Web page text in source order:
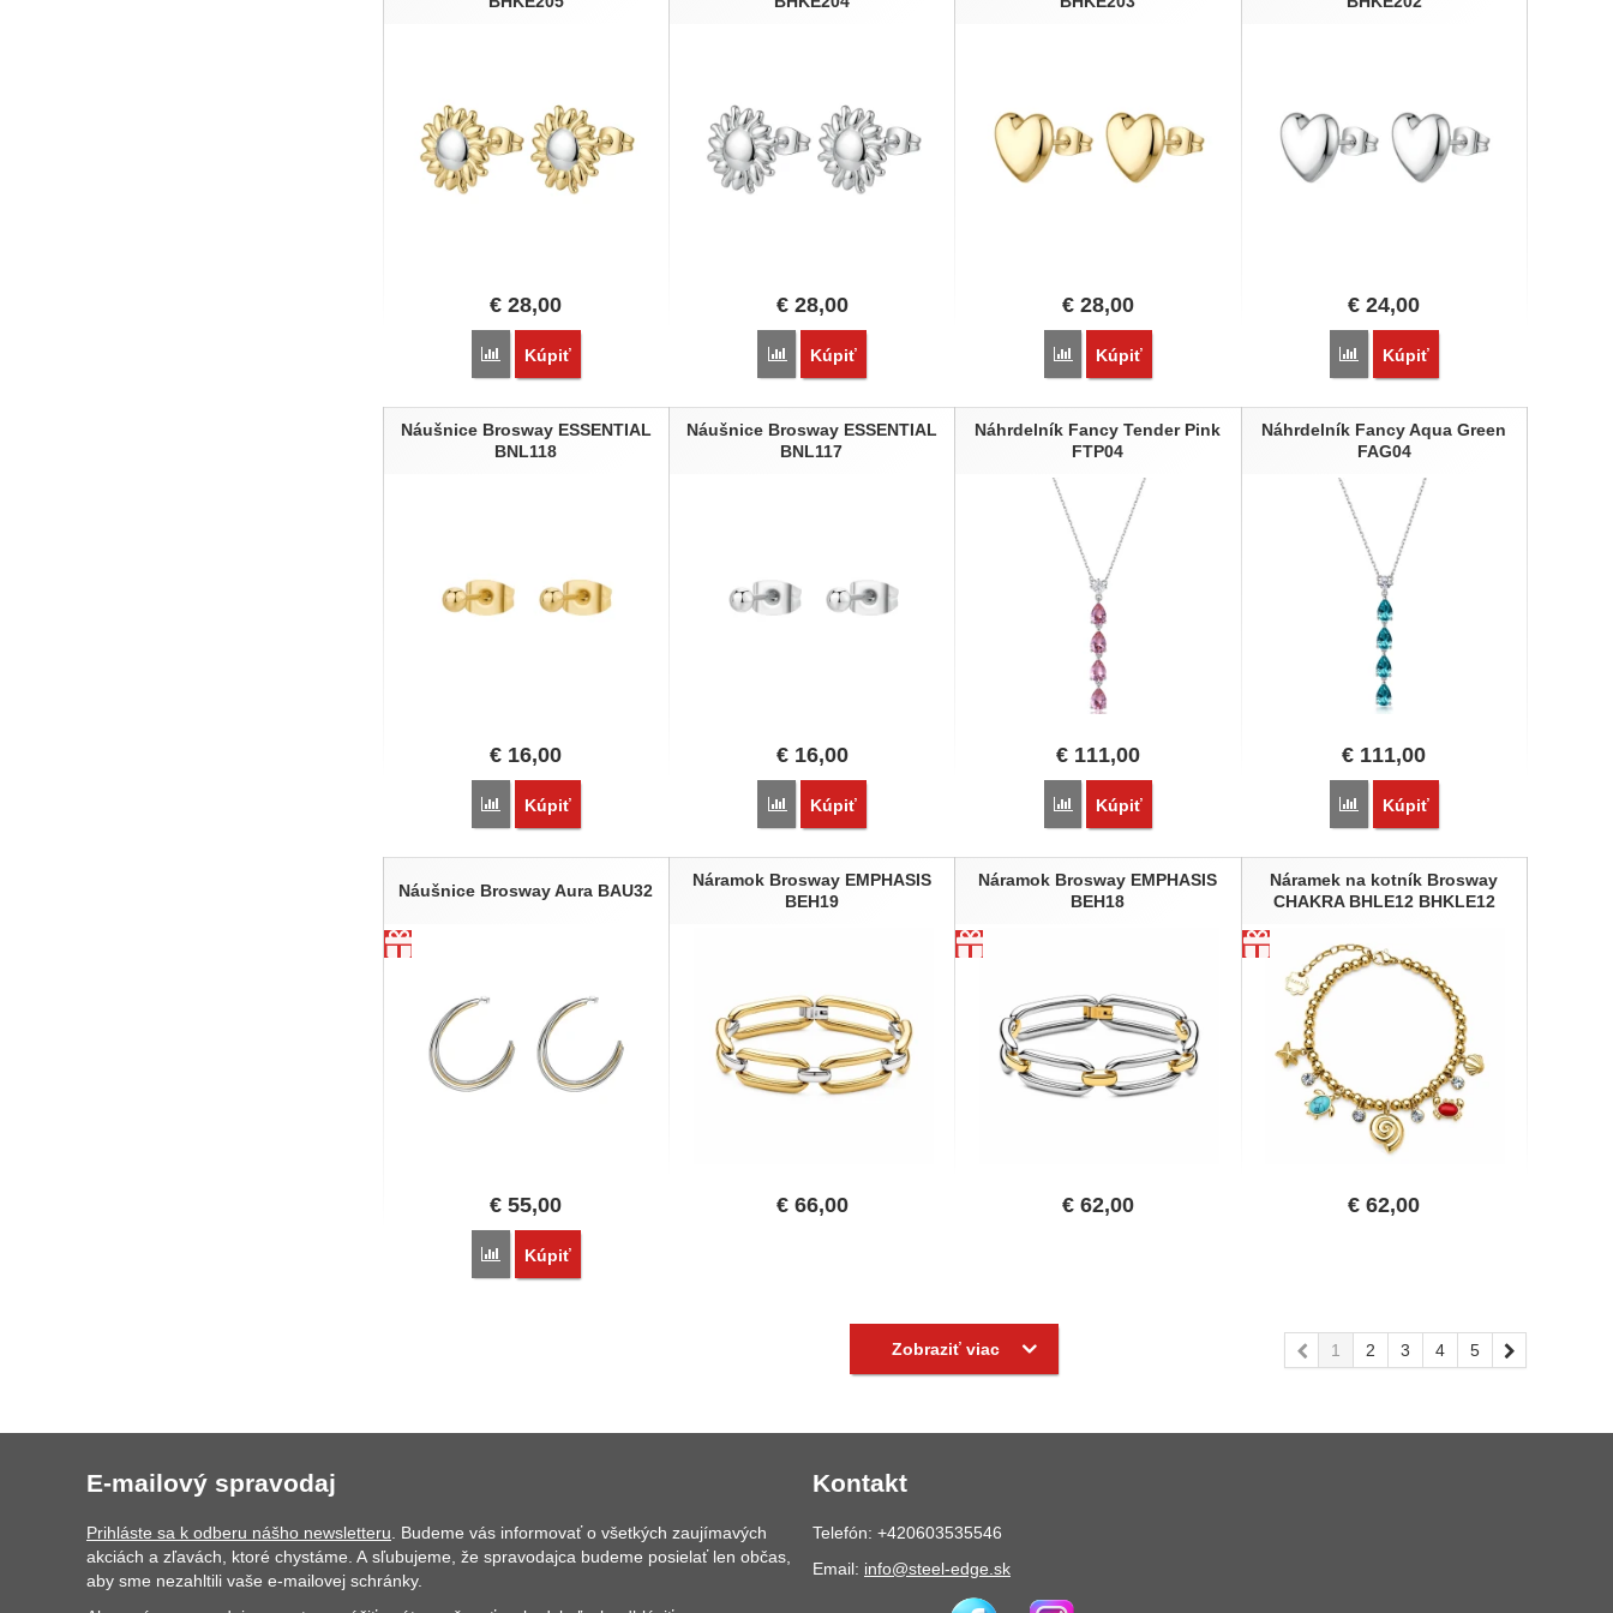
Šedostrieborná
Šedá
zlatá & čierna
Multicolor
24
25
30
32
52cm
75cm
80cm
100cm
€ 28,00
Porovnať
Kúpiť
€28,00
Porovnať
Kúpiť
€28,00
Porovnať
Kúpiť
€ 24,00
Porovnať
Kúpiť
Náušnice Brosway ESSENTIAL
BNL118
€ 16,00
Porovnať
Kúpiť
Náušnice Brosway ESSENTIAL
BNL117
€16,00
Porovnať
Kúpiť
Náhrdelník Fancy Tender Pink
FTP04
€111,00
Porovnať
Kúpiť
Náhrdelník Fancy Aqua Green
FAG04
€ 111,00
Porovnať
Kúpiť
Náušnice Brosway Aura BAU32
€ 55,00
Porovnať
Kúpiť
Náramok Brosway EMPHASIS
BEH19
€66,00
Náramok Brosway EMPHASIS
BEH18
€62,00
Náramek na kotník Brosway
CHAKRA BHLE12 BHKLE12
€ 62,00
Zobraziť viac predchádzajúca
1 2 3 4 5
E-mailový spravodaj
Prihláste sa k odberu nášho newsletteru . Budeme vás informovať o všetkých zaujímavých
akciách a zľavách, ktoré chystáme. A sľubujeme, že spravodajca budeme posielať len občas,
aby sme nezahltili vaše e-mailovej schránky.
Kontakt
Telefón: +420603535546
Email: info@steel-edge.sk